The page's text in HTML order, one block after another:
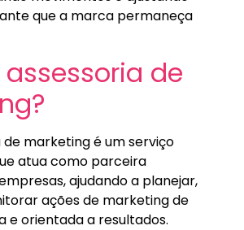
que a marca permaneça
de
de marketing é um serviço
atua como parceira
ajudando a planejar,
ações de marketing de
e orientada a resultados.